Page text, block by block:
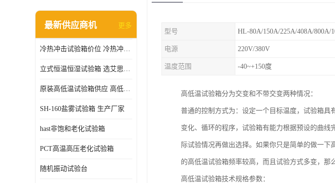
淋雨试验箱(沙尘)
高压加速老化试验箱
最新供应商机 更多
冷热冲击试验箱价位 冷热冲击试验设备 非标定制
立式恒温恒湿试验箱 选艾思荔厂家
原装高低温试验箱供应 高低温交变湿热试验箱
SH-160盐雾试验箱 生产厂家
hast非饱和老化试验箱
PCT高温高压老化试验箱
随机振动试验台
型号 HL-80A/150A/225A/408A/800A/
电源 220V/380V
温度范围 -40~+150度
高低温试验箱分为交变和不带交变两种情况：
普通的控制方式为：设定一个目标温度，试验箱
变化、循环的程序，试验箱有能力根据预设的曲
际试验情况再做出选择。如果你只是简单的做一
的高低温试验箱频率较高，而且试验方式多变，那
高低温试验箱技术规格参数：